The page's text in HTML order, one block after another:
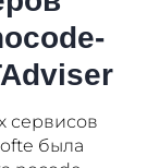
сервисов
была